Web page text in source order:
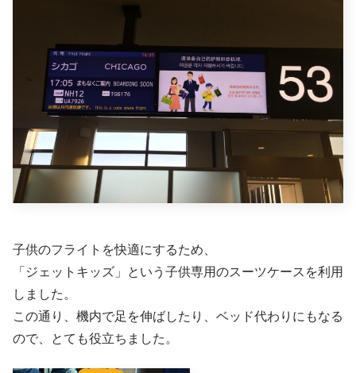
子供のフライトを快適にするため、
「ジェットキッズ」という子供専用のスーツケースを利用
しました。
この通り、機内で足を伸ばしたり、ベッド代わりにもなる
ので、とても役立ちました。